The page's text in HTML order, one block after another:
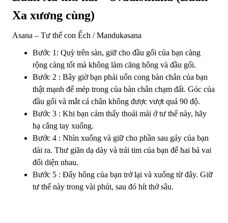
Xa xương cùng)
Asana – Tư thế con Ếch / Mandukasana
Bước 1: Quỳ trên sàn, giữ cho đầu gối của bạn càng
rộng càng tốt mà không làm căng hông và đầu gối.
Bước 2 : Bây giờ bạn phải uốn cong bàn chân của bạn
thật mạnh để mép trong của bàn chân chạm đất. Góc của
đầu gối và mắt cá chân không được vượt quá 90 độ.
Bước 3 : Khi bạn cảm thấy thoải mái ở tư thế này, hãy
hạ cẳng tay xuống.
Bước 4 : Nhìn xuống và giữ cho phần sau gáy của bạn
dài ra. Thư giãn dạ dày và trái tim của bạn để hai bả vai
đối diện nhau.
Bước 5 : Đẩy hông của bạn trở lại và xuống từ đây. Giữ
tư thế này trong vài phút, sau đó hít thở sâu.